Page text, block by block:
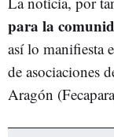
para la
así lo manifiesta
de asociaciones
Aragón